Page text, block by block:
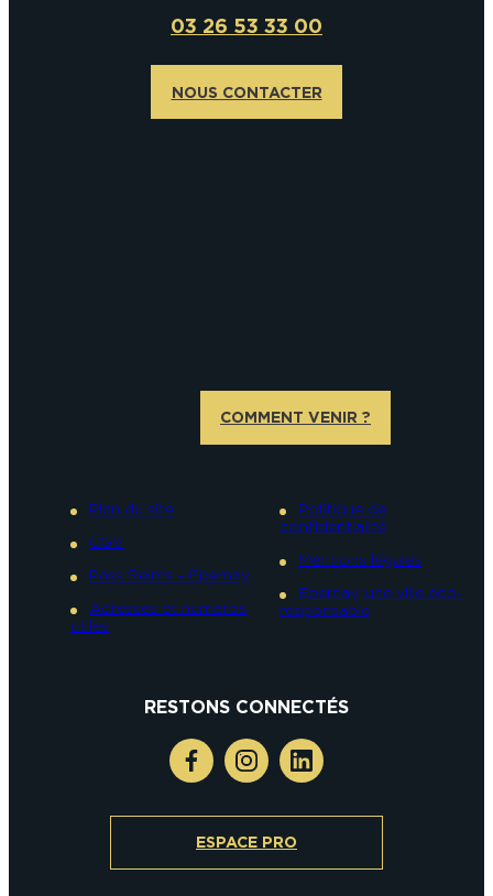
03 26 53 33 00
NOUS CONTACTER
COMMENT VENIR ?
Plan du site
CGV
Pass Reims – Epernay
Adresses et numéros
utiles
Politique de
confidentialité
Mentions légales
Epernay, une ville éco-
responsable
RESTONS CONNECTÉS
ESPACE PRO